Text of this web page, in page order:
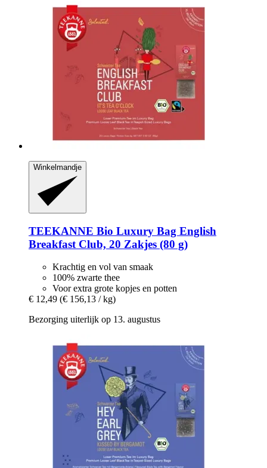
Winkelmandje
TEEKANNE Bio Luxury Bag English
Breakfast Club, 20 Zakjes (80 g)
Krachtig en vol van smaak
100% zwarte thee
Voor extra grote kopjes en potten
€ 12,49 (€ 156,13 / kg)
Bezorging uiterlijk op 13. augustus